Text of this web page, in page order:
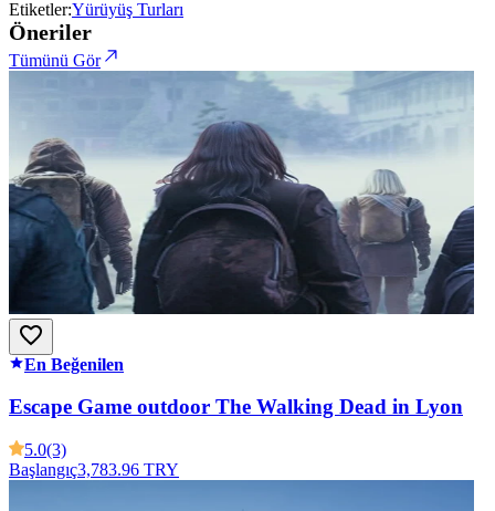
Etiketler:Yürüyüş Turları
Öneriler
Tümünü Gör
En Beğenilen
Escape Game outdoor The Walking Dead in Lyon
5.0(3)
Başlangıç3,783.96 TRY